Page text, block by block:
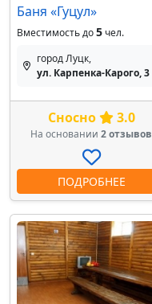
Баня «Гуцул»
Вместимость до5чел.
город Луцк,
ул. Карпенка-Карого, 3
Сносно 3.0
На основании 2 отзывов
ПОДРОБНЕЕ